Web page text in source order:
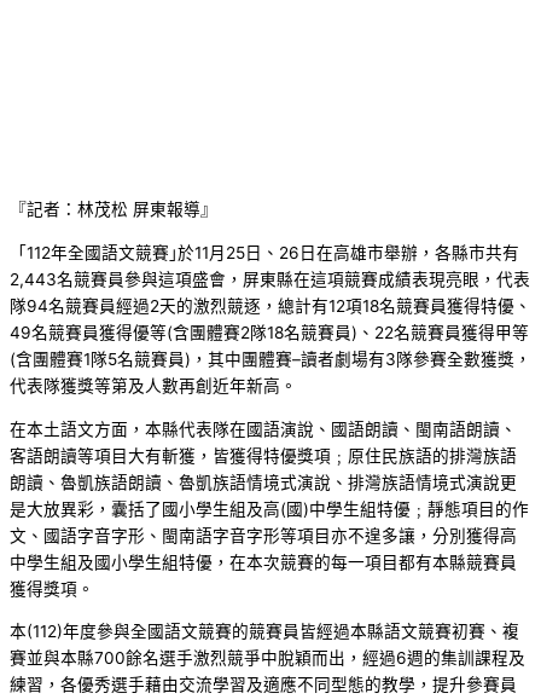
『記者：林茂松 屏東報導』
「112年全國語文競賽｣於11月25日、26日在高雄市舉辦，各縣市共有
2,443名競賽員參與這項盛會，屏東縣在這項競賽成績表現亮眼，代表
隊94名競賽員經過2天的激烈競逐，總計有12項18名競賽員獲得特優、
49名競賽員獲得優等(含團體賽2隊18名競賽員)、22名競賽員獲得甲等
(含團體賽1隊5名競賽員)，其中團體賽–讀者劇場有3隊參賽全數獲獎，
代表隊獲獎等第及人數再創近年新高。
在本土語文方面，本縣代表隊在國語演說、國語朗讀、閩南語朗讀、
客語朗讀等項目大有斬獲，皆獲得特優獎項﹔原住民族語的排灣族語
朗讀、魯凱族語朗讀、魯凱族語情境式演說、排灣族語情境式演說更
是大放異彩，囊括了國小學生組及高(國)中學生組特優﹔靜態項目的作
文、國語字音字形、閩南語字音字形等項目亦不遑多讓，分別獲得高
中學生組及國小學生組特優，在本次競賽的每一項目都有本縣競賽員
獲得獎項。
本(112)年度參與全國語文競賽的競賽員皆經過本縣語文競賽初賽、複
賽並與本縣700餘名選手激烈競爭中脫穎而出，經過6週的集訓課程及
練習，各優秀選手藉由交流學習及適應不同型態的教學，提升參賽員